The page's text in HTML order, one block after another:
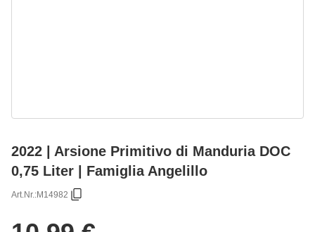
2022 | Arsione Primitivo di Manduria DOC
0,75 Liter | Famiglia Angelillo
Art.Nr.:M14982